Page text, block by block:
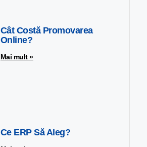
Cât Costă Promovarea
Online?
Mai mult »
Ce ERP Să Aleg?